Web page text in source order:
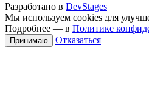
Разработано в DevStages
Мы используем cookies для
Подробнее — в Политике
Принимаю Отказаться